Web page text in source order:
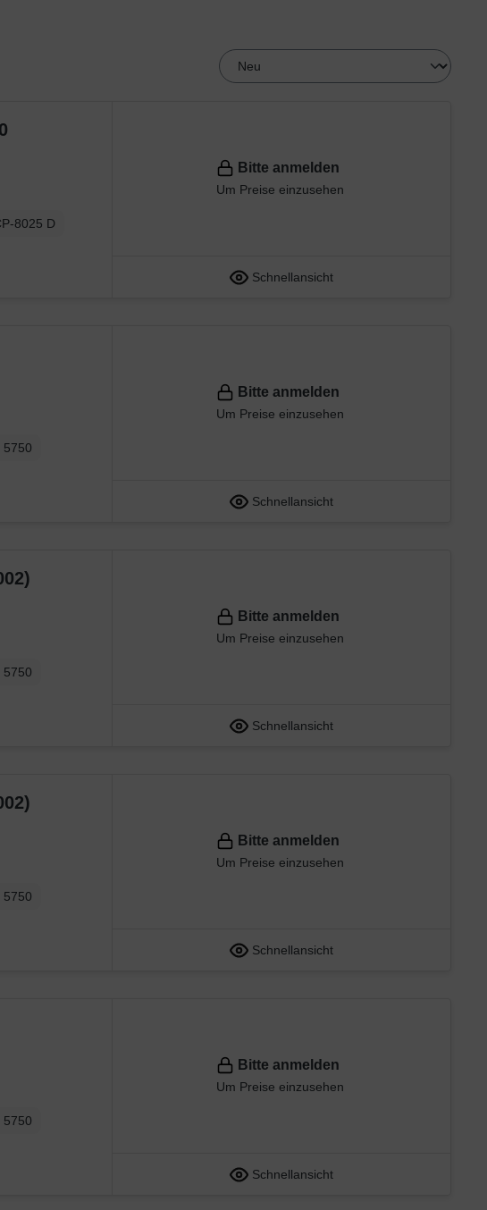
8025 D
Bitte anmelden
Um Preise einzusehen
Schnellansicht
5750
Bitte anmelden
Um Preise einzusehen
Schnellansicht
5750
Bitte anmelden
Um Preise einzusehen
Schnellansicht
5750
Bitte anmelden
Um Preise einzusehen
Schnellansicht
5750
Bitte anmelden
Um Preise einzusehen
Schnellansicht